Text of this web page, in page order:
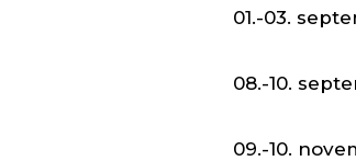
01.-03.
08.-10.
09.-10.